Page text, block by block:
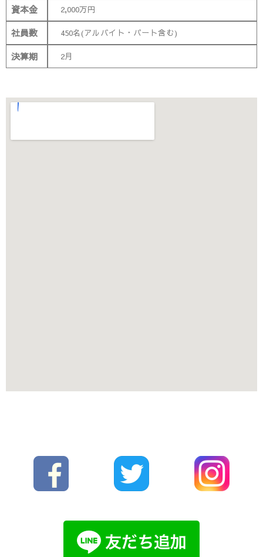
資本金 2,000万円
社員数 450名(アルバイト・パート含む)
決算期 2月